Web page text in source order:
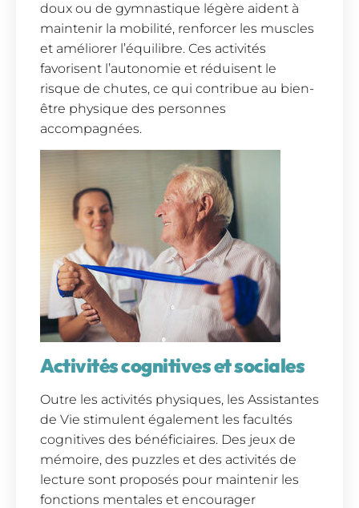
doux ou de gymnastique légère aident à
maintenir la mobilité, renforcer les muscles
et améliorer l’équilibre. Ces activités
favorisent l’autonomie et réduisent le
risque de chutes, ce qui contribue au bien-
être physique des personnes
accompagnées.
Activités cognitives et sociales
Outre les activités physiques, les Assistantes
de Vie stimulent également les facultés
cognitives des bénéficiaires. Des jeux de
mémoire, des puzzles et des activités de
lecture sont proposés pour maintenir les
fonctions mentales et encourager